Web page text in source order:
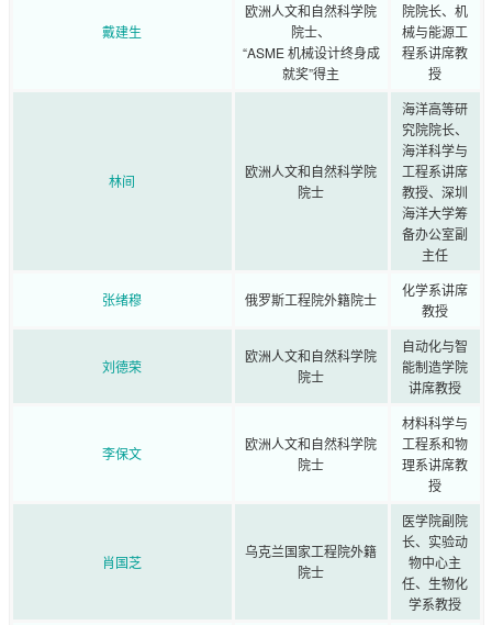
戴建生
欧洲人文和自然科学院
院士、
“ASME 机械设计终身成
就奖”得主
院院长、机
械与能源工
程系讲席教
授
林间
欧洲人文和自然科学院
院士
海洋高等研
究院院长、
海洋科学与
工程系讲席
教授、深圳
海洋大学筹
备办公室副
主任
张绪穆 俄罗斯工程院外籍院士
化学系讲席
教授
刘德荣
欧洲人文和自然科学院
院士
自动化与智
能制造学院
讲席教授
李保文
欧洲人文和自然科学院
院士
材料科学与
工程系和物
理系讲席教
授
肖国芝
乌克兰国家工程院外籍
院士
医学院副院
长、实验动
物中心主
任、生物化
学系教授